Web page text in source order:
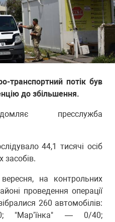
транспортний потік був
до збільшення.
пресслужба
44,1 тисячі осіб
засобів.
на контрольних
проведення операції
260 автомобілів:
"Мар’їнка" — 0/40;